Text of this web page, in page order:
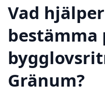
Vad
bestämma
Gränum?